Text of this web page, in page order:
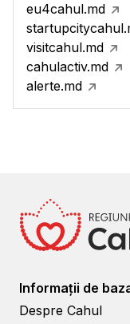
eu4cahul.md
visitcahul.md
cahulactiv.md
alerte.md
Informații de
Despre Cahul